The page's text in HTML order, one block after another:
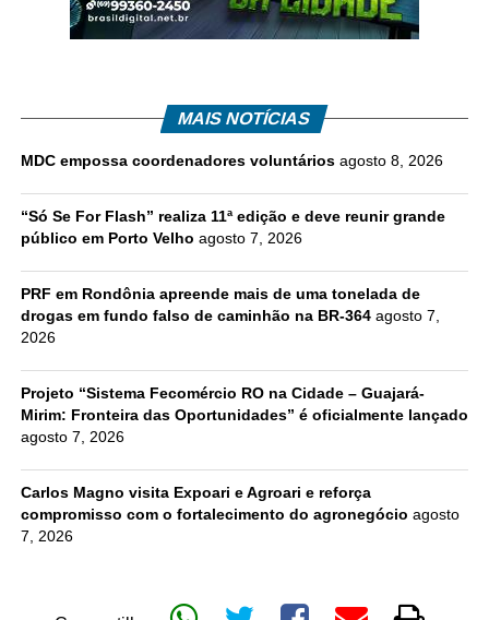
MAIS NOTÍCIAS
MDC empossa coordenadores voluntários agosto 8, 2026
“Só Se For Flash” realiza 11ª edição e deve reunir grande
público em Porto Velho agosto 7, 2026
PRF em Rondônia apreende mais de uma tonelada de
drogas em fundo falso de caminhão na BR-364 agosto 7,
2026
Projeto “Sistema Fecomércio RO na Cidade – Guajará-
Mirim: Fronteira das Oportunidades” é oficialmente lançado
agosto 7, 2026
Carlos Magno visita Expoari e Agroari e reforça
compromisso com o fortalecimento do agronegócio agosto
7, 2026